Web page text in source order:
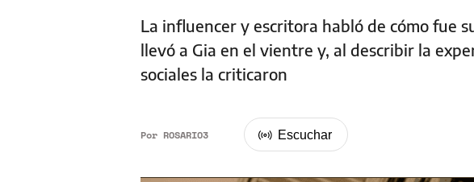
La influencer y escritora habló de cómo fue
llevó a Gia en el vientre y, al describir la
sociales la criticaron
Por ROSARIO3